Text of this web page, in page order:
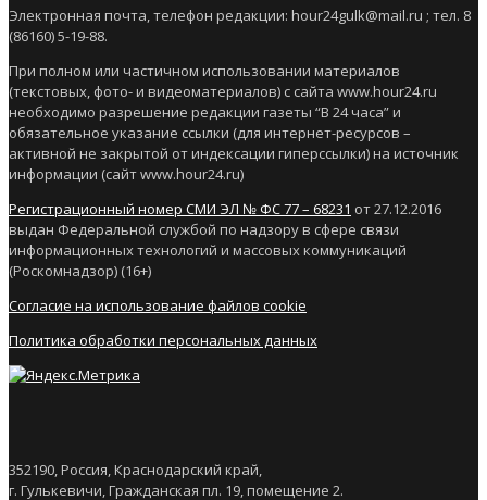
Электронная почта, телефон редакции: hour24gulk@mail.ru ; тел. 8
(86160) 5-19-88.
При полном или частичном использовании материалов
(текстовых, фото- и видеоматериалов) с сайта www.hour24.ru
необходимо разрешение редакции газеты “В 24 часа” и
обязательное указание ссылки (для интернет-ресурсов –
активной не закрытой от индексации гиперссылки) на источник
информации (сайт www.hour24.ru)
Регистрационный номер СМИ ЭЛ № ФС 77 – 68231 от 27.12.2016
выдан Федеральной службой по надзору в сфере связи
информационных технологий и массовых коммуникаций
(Роскомнадзор) (16+)
Согласие на использование файлов cookie
Политика обработки персональных данных
352190, Россия, Краснодарский край,
г. Гулькевичи, Гражданская пл. 19, помещение 2.